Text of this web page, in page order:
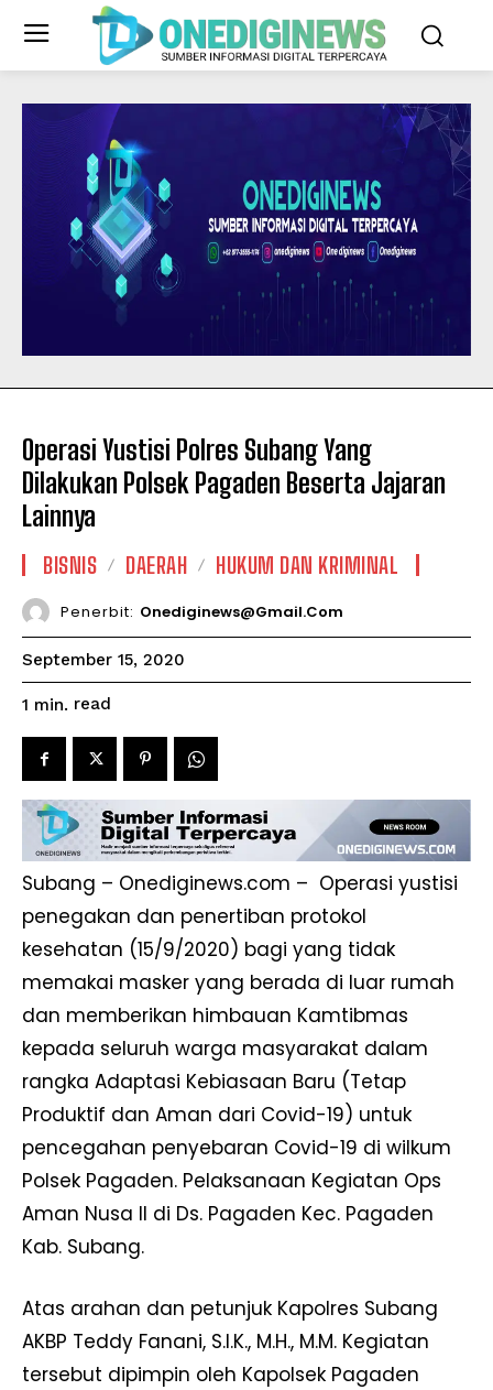
Operasi Yustisi Polres Subang Yang
Dilakukan Polsek Pagaden Beserta Jajaran
Lainnya
BISNIS DAERAH HUKUM DAN KRIMINAL
Penerbit: Onediginews@gmail.com
September 15, 2020
1 min. read
Subang – Onediginews.com – Operasi yustisi
penegakan dan penertiban protokol
kesehatan (15/9/2020) bagi yang tidak
memakai masker yang berada di luar rumah
dan memberikan himbauan Kamtibmas
kepada seluruh warga masyarakat dalam
rangka Adaptasi Kebiasaan Baru (Tetap
Produktif dan Aman dari Covid-19) untuk
pencegahan penyebaran Covid-19 di wilkum
Polsek Pagaden. Pelaksanaan Kegiatan Ops
Aman Nusa II di Ds. Pagaden Kec. Pagaden
Kab. Subang.
Atas arahan dan petunjuk Kapolres Subang
AKBP Teddy Fanani, S.I.K., M.H., M.M. Kegiatan
tersebut dipimpin oleh Kapolsek Pagaden